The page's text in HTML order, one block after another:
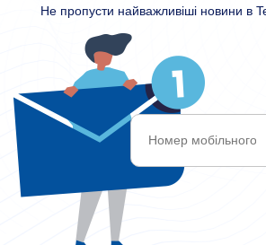
Не пропусти найважливіші новини в